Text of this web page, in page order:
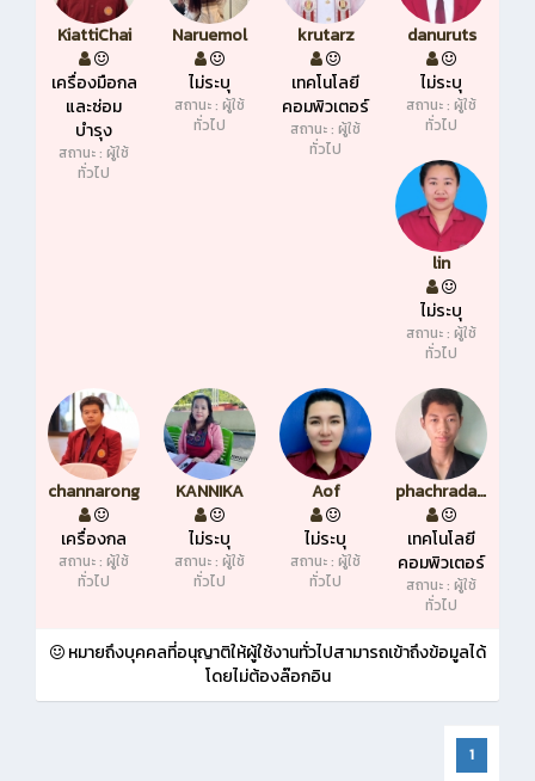
KiattiChai
เครื่องมือกล
และซ่อม
บำรุง
สถานะ : ผู้ใช้
ทั่วไป
Naruemol
ไม่ระบุ
สถานะ : ผู้ใช้
ทั่วไป
krutarz
เทคโนโลยี
คอมพิวเตอร์
สถานะ : ผู้ใช้
ทั่วไป
danuruts
ไม่ระบุ
สถานะ : ผู้ใช้
ทั่วไป
lin
ไม่ระบุ
สถานะ : ผู้ใช้
ทั่วไป
channarong
เครื่องกล
สถานะ : ผู้ใช้
ทั่วไป
KANNIKA
ไม่ระบุ
สถานะ : ผู้ใช้
ทั่วไป
Aof
ไม่ระบุ
สถานะ : ผู้ใช้
ทั่วไป
phachradanai
เทคโนโลยี
คอมพิวเตอร์
สถานะ : ผู้ใช้
ทั่วไป
หมายถึงบุคคลที่อนุญาติให้ผู้ใช้งานทั่วไปสามารถเข้าถึงข้อมูลได้
โดยไม่ต้องล๊อกอิน
1